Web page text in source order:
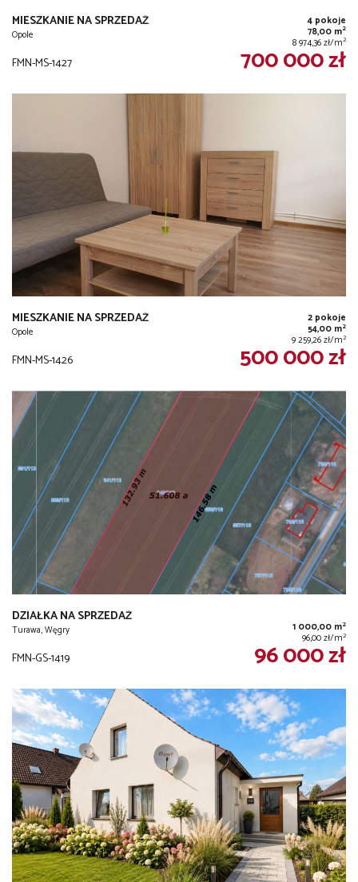
MIESZKANIE NA SPRZEDAŻ
Opole
4 pokoje
78,00 m2
8 974,36 zł/m2
FMN-MS-1427 700 000 zł
MIESZKANIE NA SPRZEDAŻ
Opole
2 pokoje
54,00 m2
9 259,26 zł/m2
FMN-MS-1426 500 000 zł
DZIAŁKA NA SPRZEDAŻ
Turawa, Węgry 1 000,00 m2
96,00 zł/m2
FMN-GS-1419 96 000 zł